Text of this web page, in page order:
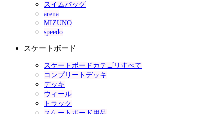
スイムバッグ
arena
MIZUNO
speedo
スケートボード
スケートボードカテゴリすべて
コンプリートデッキ
デッキ
ウィール
トラック